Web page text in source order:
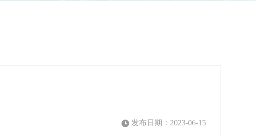
发布日期：2023-06-15